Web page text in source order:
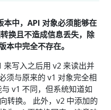
中，API 对象必须能够在
换且不造成信息丢失，除
本中完全不存在。
写入之后用 v2 来读出并
须与原来的 v1 对象完全相
v1 不同，但系统知道如
转换。 此外，v2 中添加的